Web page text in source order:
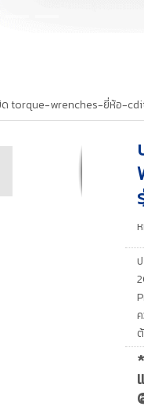
ด torque-wrenches-ยี่ห้อ-